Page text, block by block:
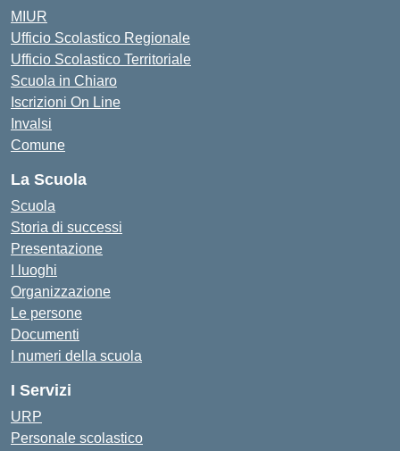
MIUR
Ufficio Scolastico Regionale
Ufficio Scolastico Territoriale
Scuola in Chiaro
Iscrizioni On Line
Invalsi
Comune
La Scuola
Scuola
Storia di successi
Presentazione
I luoghi
Organizzazione
Le persone
Documenti
I numeri della scuola
I Servizi
URP
Personale scolastico